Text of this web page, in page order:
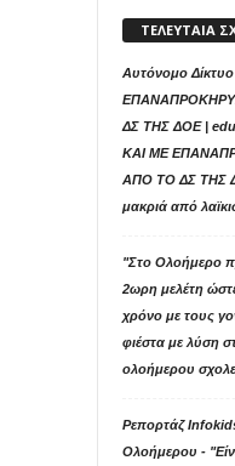
ΤΕΛΕΥΤΑΙΑ
Αυτόνομο
ΔΣ ΤΗΣ ΔΟΕ |
ΚΑΙ ΜΕ
ΑΠΟ ΤΟ ΔΣ ΤΗΣ
μακριά από
"Στο Ολοήμερο
2ωρη μελέτη
χρόνο με τους
φιέστα με λύση
ολοήμερου
Ρεπορτάζ
Ολοήμερου -